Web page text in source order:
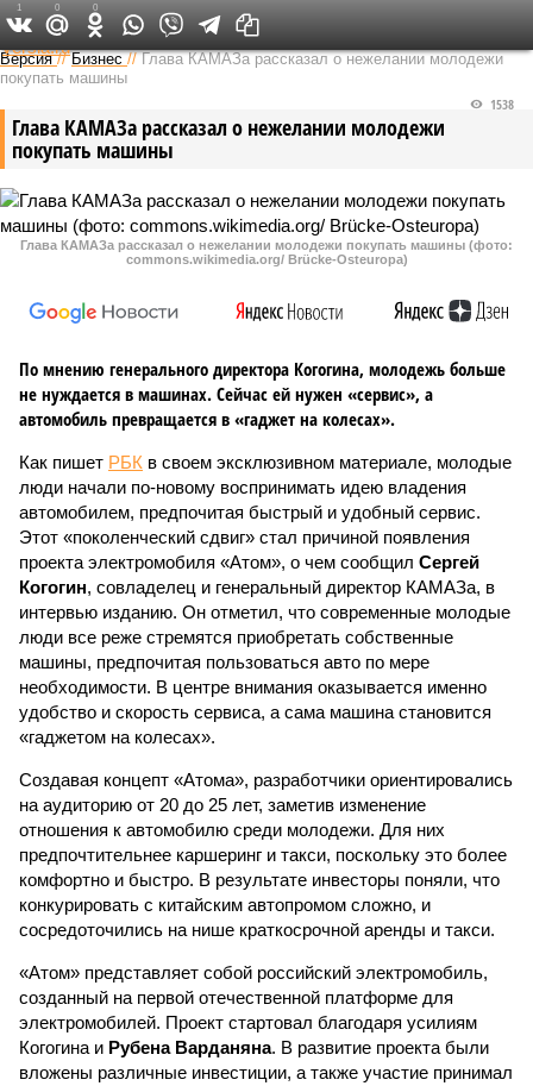
Федеральный выпуск
Версия //Бизнес //Глава КАМАЗа рассказал о нежелании молодежи
покупать машины
Глава КАМАЗа рассказал о нежелании молодежи
покупать машины
1538
Глава КАМАЗа рассказал о нежелании молодежи покупать машины (фото:
commons.wikimedia.org/ Brücke-Osteuropa)
По мнению генерального директора Когогина, молодежь больше
не нуждается в машинах. Сейчас ей нужен «сервис», а
автомобиль превращается в «гаджет на колесах».
Как пишет РБК в своем эксклюзивном материале, молодые
люди начали по-новому воспринимать идею владения
автомобилем, предпочитая быстрый и удобный сервис.
Этот «поколенческий сдвиг» стал причиной появления
проекта электромобиля «Атом», о чем сообщил Сергей
Когогин, совладелец и генеральный директор КАМАЗа, в
интервью изданию. Он отметил, что современные молодые
люди все реже стремятся приобретать собственные
машины, предпочитая пользоваться авто по мере
необходимости. В центре внимания оказывается именно
удобство и скорость сервиса, а сама машина становится
«гаджетом на колесах».
Создавая концепт «Атома», разработчики ориентировались
на аудиторию от 20 до 25 лет, заметив изменение
отношения к автомобилю среди молодежи. Для них
предпочтительнее каршеринг и такси, поскольку это более
комфортно и быстро. В результате инвесторы поняли, что
конкурировать с китайским автопромом сложно, и
сосредоточились на нише краткосрочной аренды и такси.
«Атом» представляет собой российский электромобиль,
созданный на первой отечественной платформе для
электромобилей. Проект стартовал благодаря усилиям
Когогина и Рубена Варданяна. В развитие проекта были
вложены различные инвестиции, а также участие принимал
1 0 0